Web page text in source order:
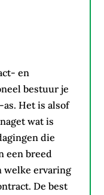
en
bestuur je
Het is alsof
wat is
die
een breed
welke ervaring
De best